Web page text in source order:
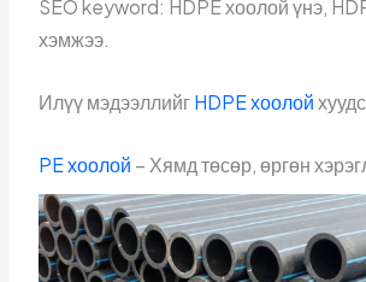
SEO keyword: HDPE хоолой үнэ,
хэмжээ.
Илүү мэдээллийг HDPE хоолой
PE хоолой – Хямд төсөр, өргөн